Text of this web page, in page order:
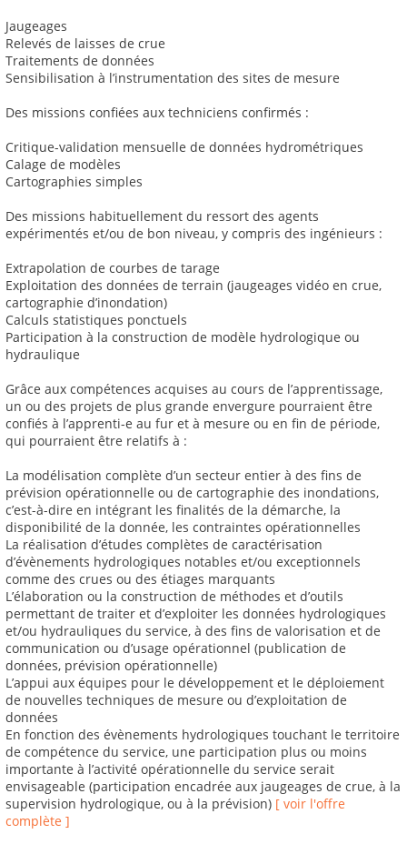
Jaugeages
Relevés de laisses de crue
Traitements de données
Sensibilisation à l’instrumentation des sites de mesure
Des missions confiées aux techniciens confirmés :
Critique-validation mensuelle de données hydrométriques
Calage de modèles
Cartographies simples
Des missions habituellement du ressort des agents
expérimentés et/ou de bon niveau, y compris des ingénieurs :
Extrapolation de courbes de tarage
Exploitation des données de terrain (jaugeages vidéo en crue,
cartographie d’inondation)
Calculs statistiques ponctuels
Participation à la construction de modèle hydrologique ou
hydraulique
Grâce aux compétences acquises au cours de l’apprentissage,
un ou des projets de plus grande envergure pourraient être
confiés à l’apprenti-e au fur et à mesure ou en fin de période,
qui pourraient être relatifs à :
La modélisation complète d’un secteur entier à des fins de
prévision opérationnelle ou de cartographie des inondations,
c’est-à-dire en intégrant les finalités de la démarche, la
disponibilité de la donnée, les contraintes opérationnelles
La réalisation d’études complètes de caractérisation
d’évènements hydrologiques notables et/ou exceptionnels
comme des crues ou des étiages marquants
L’élaboration ou la construction de méthodes et d’outils
permettant de traiter et d’exploiter les données hydrologiques
et/ou hydrauliques du service, à des fins de valorisation et de
communication ou d’usage opérationnel (publication de
données, prévision opérationnelle)
L’appui aux équipes pour le développement et le déploiement
de nouvelles techniques de mesure ou d’exploitation de
données
En fonction des évènements hydrologiques touchant le territoire
de compétence du service, une participation plus ou moins
importante à l’activité opérationnelle du service serait
envisageable (participation encadrée aux jaugeages de crue, à la
supervision hydrologique, ou à la prévision) [ voir l'offre
complète ]